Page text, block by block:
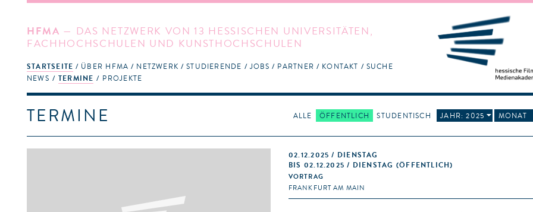
HFMA — DAS NETZWERK VON 13 HESSISCHEN UNIVERSITÄTEN,
FACHHOCHSCHULEN UND KUNSTHOCHSCHULEN
STARTSEITE
NEWS
TERMINE PROJEKTE
ÜBER HFMA NETZWERK STUDIERENDE JOBS PARTNER KONTAKT SUCHE
ALLE ÖFFENTLICH STUDENTISCH JAHR: 2025 MONAT
TERMINE
02.12.2025 / DIENSTAG
BIS 02.12.2025 / DIENSTAG (ÖFFENTLICH)
VORTRAG
FRANKFURT AM MAIN